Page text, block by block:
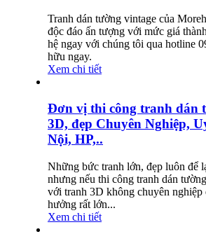
Tranh dán tường vintage của
độc đáo ấn tượng với mức giá
hệ ngay với chúng tôi qua hotline
hữu ngay.
Xem chi tiết
Đơn vị thi công tranh dán
3D, đẹp Chuyên Nghiệp,
Nội, HP,..
Những bức tranh lớn, đẹp luôn để
nhưng nếu thi công tranh dán
với tranh 3D không chuyên nghiệp
hưởng rất lớn...
Xem chi tiết